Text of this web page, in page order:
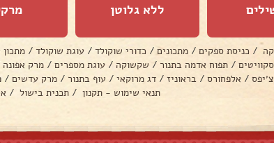
ללא גלוטן
/ כניסת ספקים / מתכונים / כדורי שוקולד / עוגת שוקולד / מתכון
/ תפוח אדמה בתנור / שקשוקה / עוגת מספרים / מרק אפונה
/ אלפחורס / בראוניז / דג מרוקאי / עוף בתנור / מרק עדשים /
תנאי שימוש - תקנון / תכנית בישול /